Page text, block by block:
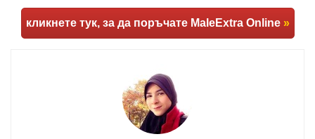
кликнете тук, за да поръчате MaleExtra Online »